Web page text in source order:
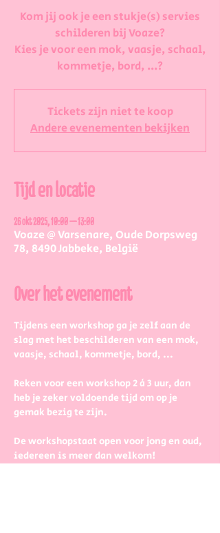
Kom jij ook je een stukje(s) servies
schilderen bij Voaze?
Kies je voor een mok, vaasje, schaal,
kommetje, bord, ...?
Tickets zijn niet te koop
Andere evenementen bekijken
Tijd en locatie
26 okt 2025, 10:00 – 13:00
Voaze @ Varsenare, Oude Dorpsweg
78, 8490 Jabbeke, België
Over het evenement
Tijdens een workshop ga je zelf aan de
slag met het beschilderen van een mok,
vaasje, schaal, kommetje, bord, ...
Reken voor een workshop 2 à 3 uur, dan
heb je zeker voldoende tijd om op je
gemak bezig te zijn.
De workshopstaat open voor jong en oud,
iedereen is meer dan welkom!